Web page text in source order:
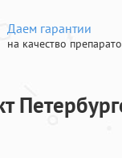
Даем гарантии
на качество